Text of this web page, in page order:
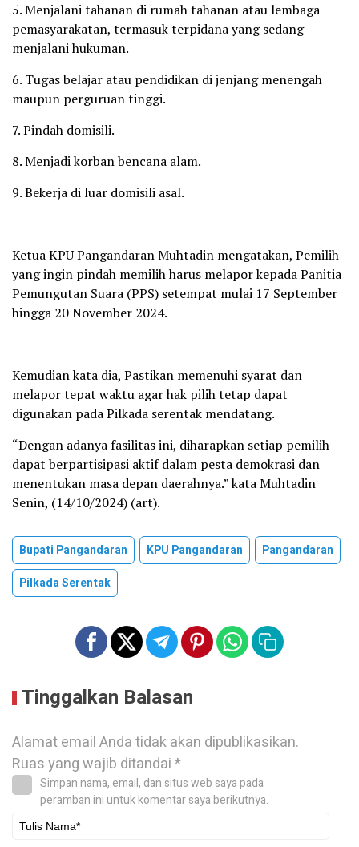
5. Menjalani tahanan di rumah tahanan atau lembaga
pemasyarakatan, termasuk terpidana yang sedang
menjalani hukuman.
6. Tugas belajar atau pendidikan di jenjang menengah
maupun perguruan tinggi.
7. Pindah domisili.
8. Menjadi korban bencana alam.
9. Bekerja di luar domisili asal.
Ketua KPU Pangandaran Muhtadin mengatakan, Pemilih
yang ingin pindah memilih harus melapor kepada Panitia
Pemungutan Suara (PPS) setempat mulai 17 September
hingga 20 November 2024.
Kemudian kata dia, Pastikan memenuhi syarat dan
melapor tepat waktu agar hak pilih tetap dapat
digunakan pada Pilkada serentak mendatang.
“Dengan adanya fasilitas ini, diharapkan setiap pemilih
dapat berpartisipasi aktif dalam pesta demokrasi dan
menentukan masa depan daerahnya.” kata Muhtadin
Senin, (14/10/2024) (art).
Bupati Pangandaran KPU Pangandaran
Pangandaran
Pilkada Serentak
Tinggalkan Balasan
Alamat email Anda tidak akan dipublikasikan.
Ruas yang wajib ditandai*
Simpan nama, email, dan situs web saya pada
peramban ini untuk komentar saya berikutnya.